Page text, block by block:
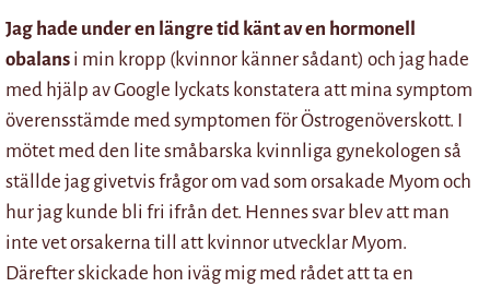
Jag hade under en längre tid känt av en hormonell
obalans i min kropp (kvinnor känner sådant) och jag hade
med hjälp av Google lyckats konstatera att mina symptom
överensstämde med symptomen för Östrogenöverskott. I
mötet med den lite småbarska kvinnliga gynekologen så
ställde jag givetvis frågor om vad som orsakade Myom och
hur jag kunde bli fri ifrån det. Hennes svar blev att man
inte vet orsakerna till att kvinnor utvecklar Myom.
Därefter skickade hon iväg mig med rådet att ta en